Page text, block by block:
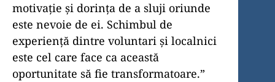
motivație și dorința de a sluji oriunde
este nevoie de ei. Schimbul de
experiență dintre voluntari și localnici
este cel care face ca această
oportunitate să fie transformatoare.”